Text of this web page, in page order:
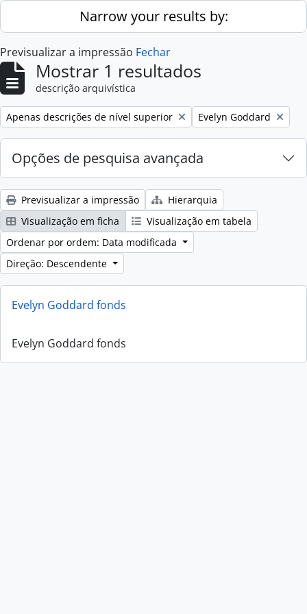
Skip to main contentNarrow your results by:
Previsualizar a impressão Fechar
Mostrar 1 resultados
descrição arquivística
Remove filter:
Apenas descrições de nível superior Remove filter:
Evelyn Goddard
Opções de pesquisa avançada
Previsualizar a impressão
Hierarquia
Visualização em ficha
Visualização em tabela
Ordenar por ordem: Data modificada
Direção: Descendente
Evelyn Goddard fonds
Evelyn Goddard fonds